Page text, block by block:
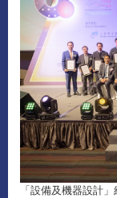
「設備及機器設計